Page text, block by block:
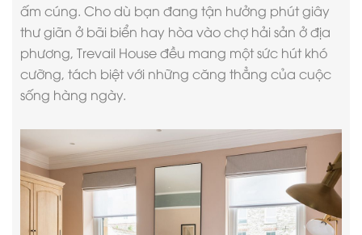
ấm cúng. Cho dù bạn đang tận hưởng phút giây
thư giãn ở bãi biển hay hòa vào chợ hải sản ở địa
phương, Trevail House đều mang một sức hút khó
cưỡng, tách biệt với những căng thẳng của cuộc
sống hàng ngày.